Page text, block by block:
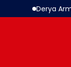
Derya